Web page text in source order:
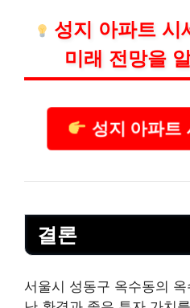
성지 아파트 시
미래 전망을
성지 아파트
결론
서울시 성동구 옥수동의